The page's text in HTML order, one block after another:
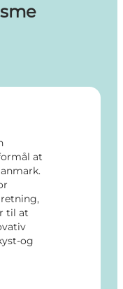
at
til at
og